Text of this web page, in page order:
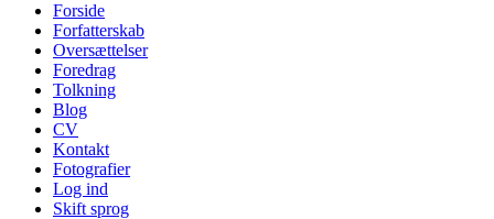
Forside
Forfatterskab
Oversættelser
Foredrag
Tolkning
Blog
CV
Kontakt
Fotografier
Log ind
Skift sprog